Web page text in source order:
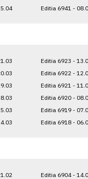
Editia 6941 -
Editia 6923 -
Editia 6922 -
Editia 6921 -
Editia 6920 -
Editia 6919 -
Editia 6918 -
Editia 6904 -